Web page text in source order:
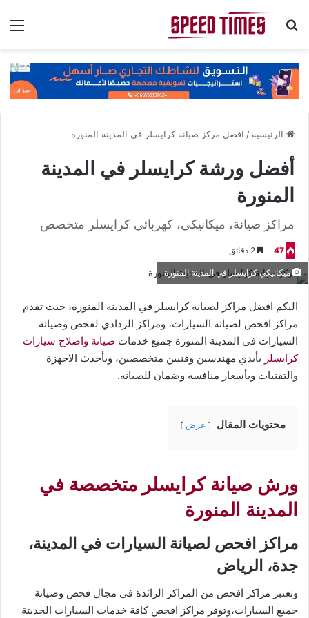
بحث عن
الرئيسية / افضل مركز صيانة كرايسلر في المدينة المنورة
أفضل ورشة كرايسلر في المدينة
المنورة
مراكز صيانة، ميكانيكي، كهربائي كرايسلر متخصص
47
ميكانيكي كرايسلر في المدينة المنورة
اليكم افضل مراكز لصيانة كرايسلر في المدينة المنورة، حيث تقدم
مراكز افحص لصيانة السيارات، ومراكز الردادي لفحص وصيانة
السيارات في المدينة المنورة جميع خدمات صيانة واصلاح سيارات
كرايسلر بأيدي مهندسين وفنيين متخصصين، وبأحدث الاجهزة
والتقنيات وبأسعار منافسة وضمان للصيانة.
محتويات المقال عرض
ورش صيانة كرايسلر متخصصة في
المدينة المنورة
مراكز افحص لصيانة السيارات في المدينة،
جدة، الرياض
وتعتبر مراكز افحص من المراكز الرائدة في مجال فحص وصيانة
جميع السيارات،وتوفر مراكز افحص كافة خدمات السيارات الحديثة